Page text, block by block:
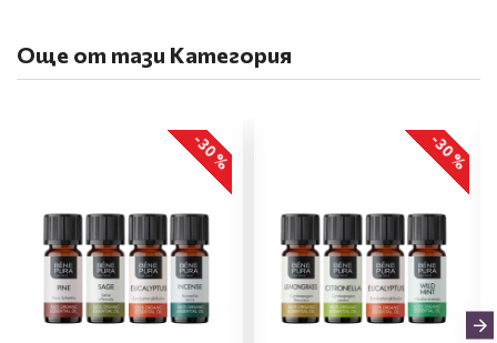
Още от тази Категория
-30 % -30 %